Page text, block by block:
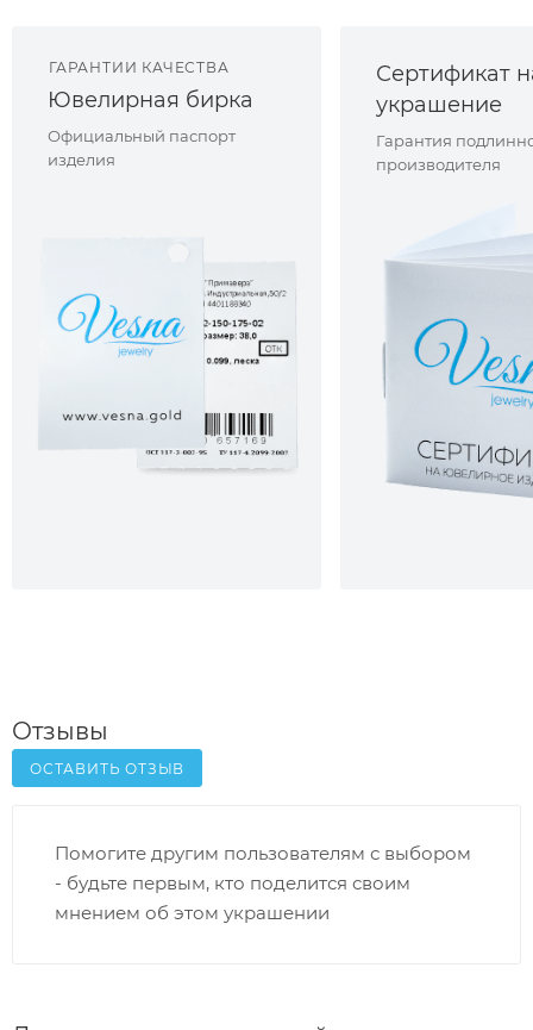
ГАРАНТИИ КАЧЕСТВА
Ювелирная бирка
Официальный паспорт
изделия
Сертификат
украшение
Гарантия
производителя
Отзывы
ОСТАВИТЬ ОТЗЫВ
Помогите другим пользователям с выбором
- будьте первым, кто поделится своим
мнением об этом украшении